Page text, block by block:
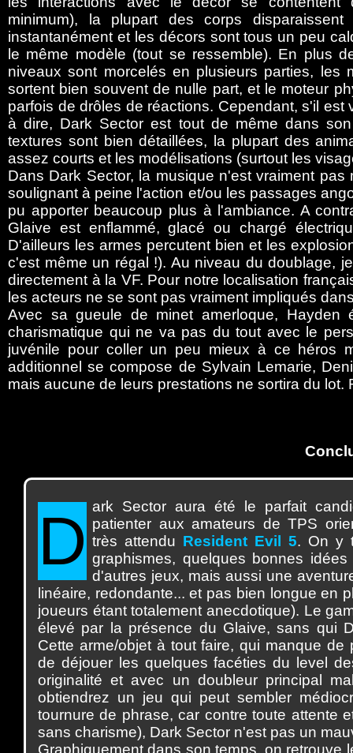
minimum), la plupart des corps disparaissent
instantanément et les décors sont tous un peu
le même modèle (tout se ressemble). En plus
niveaux sont morcelés en plusieurs parties, les
sortent bien souvent de nulle part, et le moteur
parfois de drôles de réactions. Cependant, s'il
à dire, Dark Sector est tout de même dans
textures sont bien détaillées, la plupart des
assez courts et les modélisations (surtout les
Dans Dark Sector, la musique n'est vraiment
soulignant à peine l'action et/ou les passages
pu apporter beaucoup plus à l'ambiance. A
Glaive est enflammé, glacé ou chargé
D'ailleurs les armes percutent bien et les
c'est même un régal !). Au niveau du doublage,
directement à la VF. Pour notre localisation
les acteurs ne se sont pas vraiment impliqués
Avec sa gueule de minet amerloque,
charismatique qui ne va pas du tout avec le
juvénile pour coller un peu mieux à ce héros
additionnel se compose de Sylvain Lemarie,
mais aucune de leurs prestations ne sortira du
D ark Sector aura été le parfait
patienter aux amateurs de TPS
très attendu Resident Evil 5. On y
graphismes, quelques bonnes
d'autres jeux, mais aussi une
linéaire, redondante... et pas bien longue en
joueurs étant totalement anecdotique). Le
élevé par la présence du Glaive, sans qui
Cette arme/objet à tout faire, qui manque
de déjouer les quelques facéties du level
originalité et avec un doubleur principal
obtiendrez un jeu qui peut sembler
tournure de phrase, car contre toute attente
sans charisme), Dark Sector n'est pas un
Graphiquement dans son temps, on retrouve